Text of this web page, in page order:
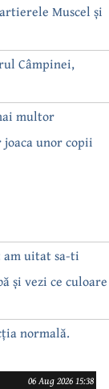
Muscel și
Câmpinei,
multor
unor copii
am uitat sa-ti
și vezi ce culoare
normală.
06 Aug 2026 15:38